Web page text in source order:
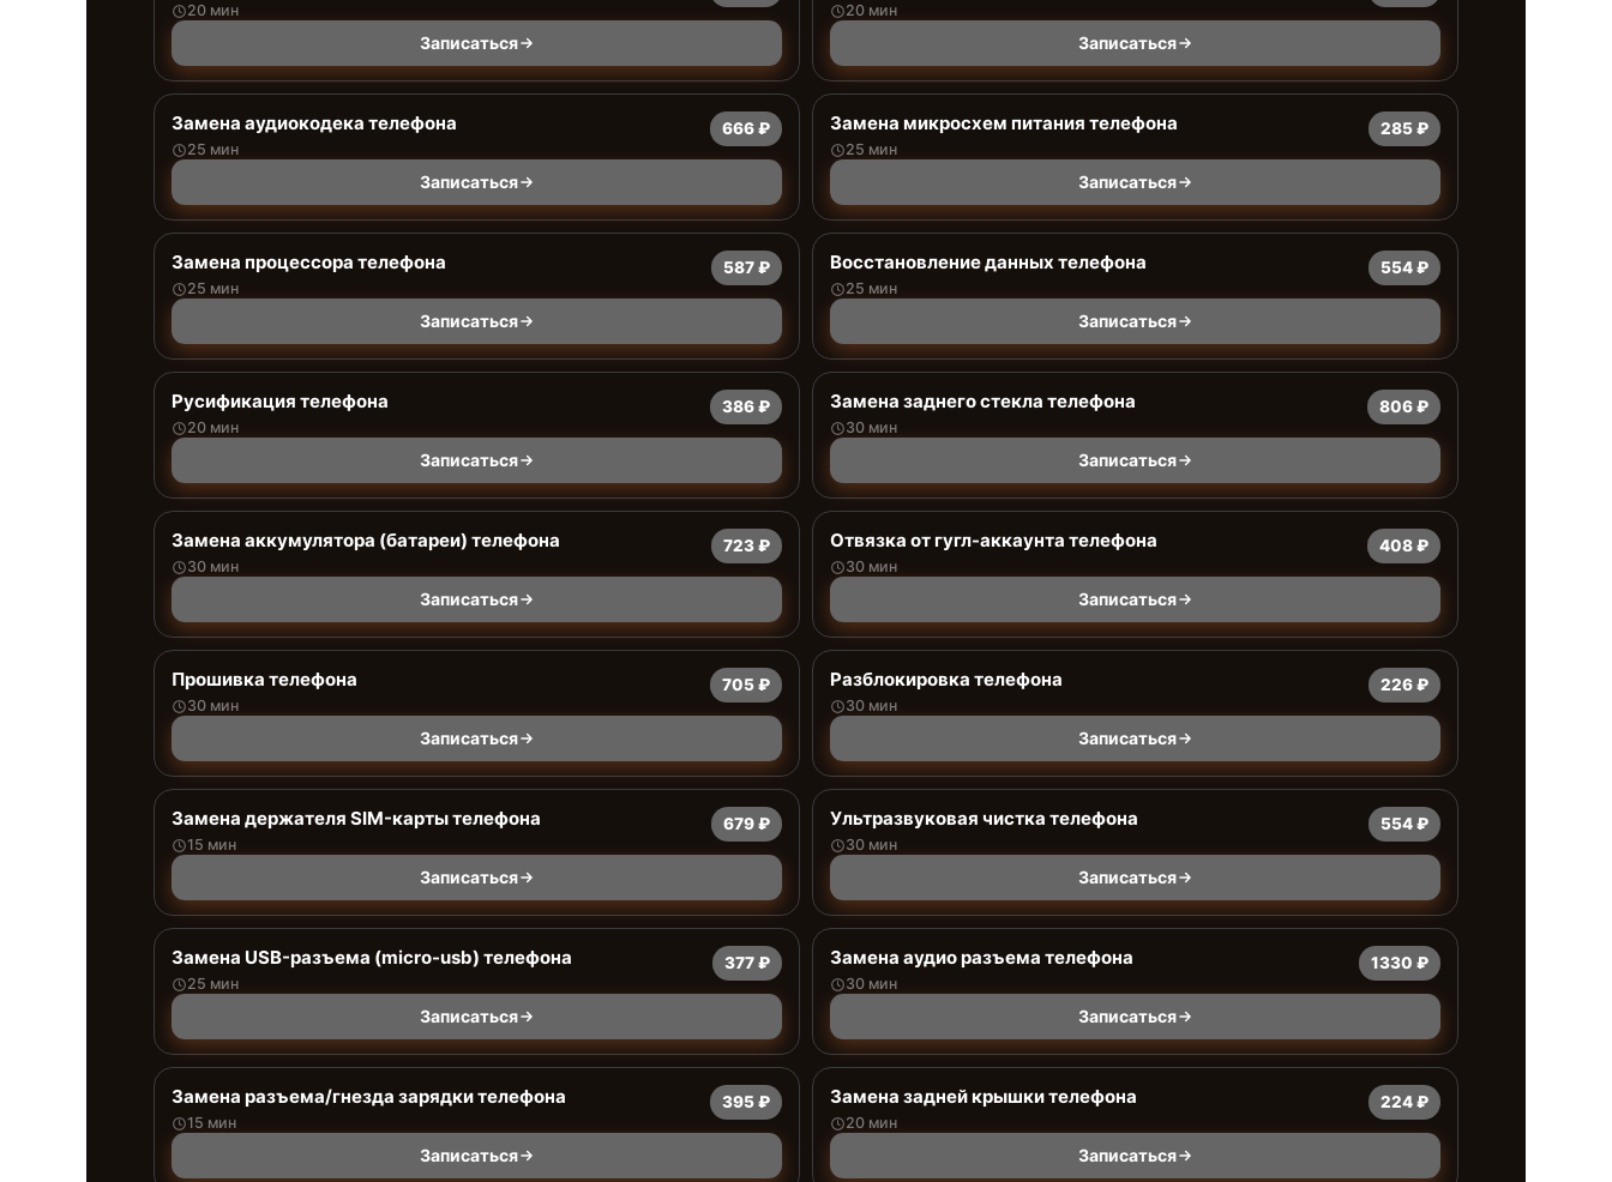
20 мин
Записаться
20 мин
Записаться
Замена аудиокодека телефона
25 мин
666 ₽
Записаться
Замена микросхем питания телефона
25 мин
285 ₽
Записаться
Замена процессора телефона
25 мин
587 ₽
Записаться
Восстановление данных телефона
25 мин
554 ₽
Записаться
Русификация телефона
20 мин
386 ₽
Записаться
Замена заднего стекла телефона
30 мин
806 ₽
Записаться
Замена аккумулятора (батареи) телефона
30 мин
723 ₽
Записаться
Отвязка от гугл-аккаунта телефона
30 мин
408 ₽
Записаться
Прошивка телефона
30 мин
705 ₽
Записаться
Разблокировка телефона
30 мин
226 ₽
Записаться
Замена держателя SIM-карты телефона
15 мин
679 ₽
Записаться
Ультразвуковая чистка телефона
30 мин
554 ₽
Записаться
Замена USB-разъема (micro-usb) телефона
25 мин
377 ₽
Записаться
Замена аудио разъема телефона
30 мин
1330 ₽
Записаться
Замена разъема/гнезда зарядки телефона
15 мин
395 ₽
Записаться
Замена задней крышки телефона
20 мин
224 ₽
Записаться